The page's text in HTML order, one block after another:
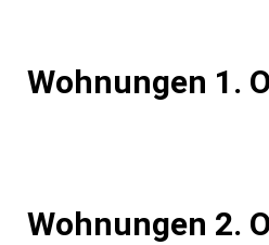
Wohnungen 1.
Wohnungen 2.